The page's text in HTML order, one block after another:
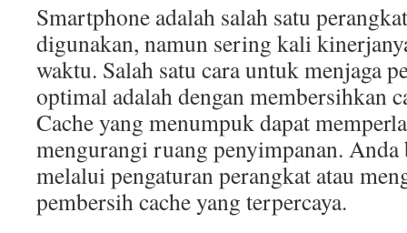
Smartphone adalah salah satu
digunakan, namun sering kali
waktu. Salah satu cara untuk menjaga
optimal adalah dengan membersihkan
Cache yang menumpuk dapat
mengurangi ruang penyimpanan. Anda
melalui pengaturan perangkat atau
pembersih cache yang terpercaya.